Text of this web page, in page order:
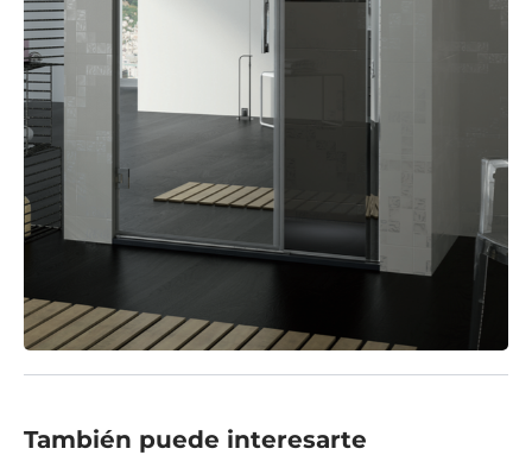
También puede interesarte